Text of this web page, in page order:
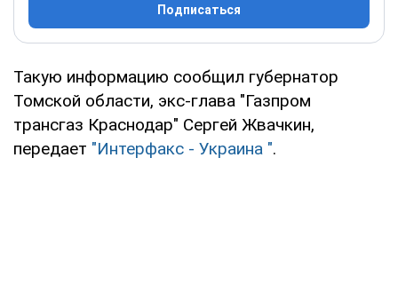
Подписаться
Такую информацию сообщил губернатор
Томской области, экс-глава "Газпром
трансгаз Краснодар" Сергей Жвачкин,
передает "Интерфакс - Украина ".